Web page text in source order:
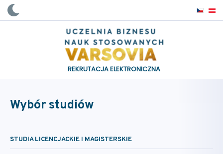
REKRUTACJA ELEKTRONICZNA
Wybór studiów
STUDIA LICENCJACKIE I MAGISTERSKIE